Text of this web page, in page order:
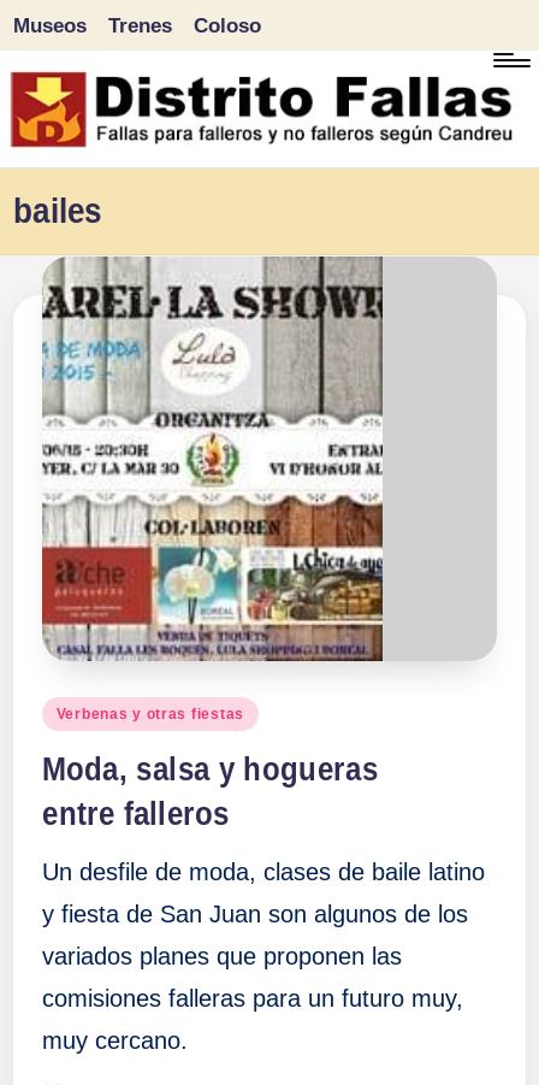
Saltar
al
Museos Trenes Coloso
bailes
Publicado
Verbenas y otras fiestas
Moda, salsa y hogueras
entre falleros
Un desfile de moda, clases de baile latino
y fiesta de San Juan son algunos de los
variados planes que proponen las
comisiones falleras para un futuro muy,
muy cercano.